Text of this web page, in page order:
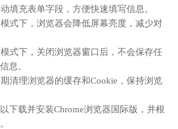
填充表单字段，方便快速填写信息。
式下，浏览器会降低屏幕亮度，减少对
式下，关闭浏览器窗口后，不会保存任
息。
清理浏览器的缓存和Cookie，保持浏览
下载并安装Chrome浏览器国际版，并根